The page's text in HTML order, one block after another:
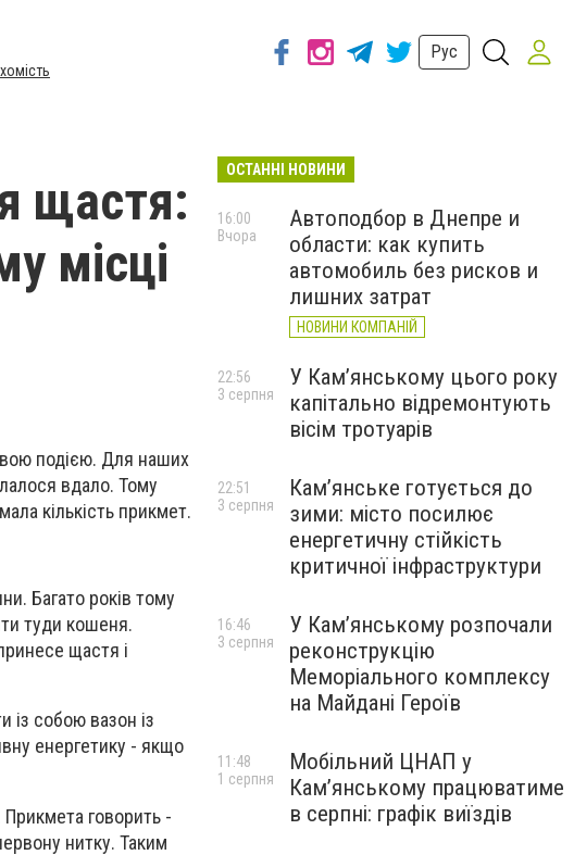
Рус
щастя:
місці
подією. Для наших
вдало. Тому
кількість прикмет.
Багато років тому
туди кошеня.
щастя і
із собою вазон із
енергетику - якщо
говорить -
нитку. Таким
ОСТАННІ НОВИНИ
Автоподбор в Днепре и
области: как купить
автомобиль без рисков и
лишних затрат
НОВИНИ КОМПАНІЙ
16:00
Вчора
У Кам’янському цього року
капітально відремонтують
вісім тротуарів
22:56
3 серпня
Кам’янське готується до
зими: місто посилює
енергетичну стійкість
критичної інфраструктури
22:51
3 серпня
У Кам’янському розпочали
реконструкцію
Меморіального комплексу
на Майдані Героїв
16:46
3 серпня
Мобільний ЦНАП у
Кам’янському працюватиме
в серпні: графік виїздів
11:48
1 серпня